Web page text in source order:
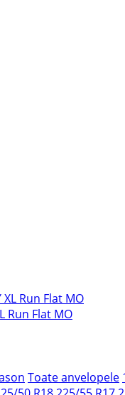
Run Flat MO
Toate anvelopele